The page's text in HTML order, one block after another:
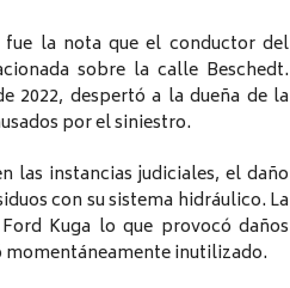
la nota que el conductor del
sobre la calle Beschedt.
2022, despertó a la dueña de la
por el siniestro.
las instancias judiciales, el daño
con su sistema hidráulico. La
Kuga lo que provocó daños
momentáneamente inutilizado.